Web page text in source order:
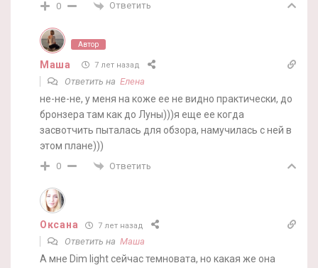
0 Ответить
Автор
Маша 7 лет назад
Ответить на Елена
не-не-не, у меня на коже ее не видно практически, до
бронзера там как до Луны)))я еще ее когда
засвотчить пыталась для обзора, намучилась с ней в
этом плане)))
0 Ответить
Оксана 7 лет назад
Ответить на Маша
А мне Dim light сейчас темновата, но какая же она